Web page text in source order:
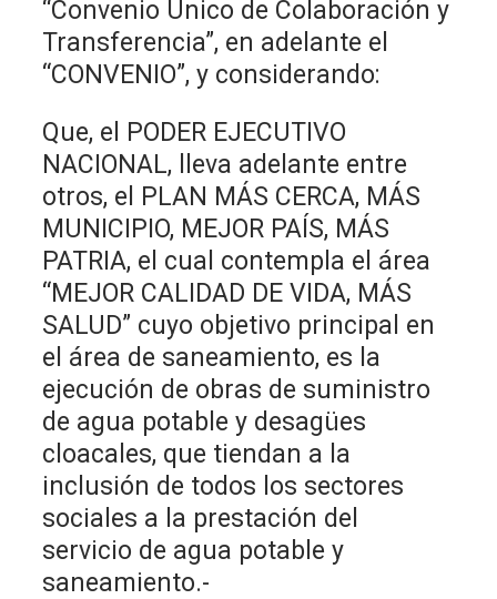
“Convenio Único de Colaboración y
Transferencia”, en adelante el
“CONVENIO”, y considerando:
Que, el PODER EJECUTIVO
NACIONAL, lleva adelante entre
otros, el PLAN MÁS CERCA, MÁS
MUNICIPIO, MEJOR PAÍS, MÁS
PATRIA, el cual contempla el área
“MEJOR CALIDAD DE VIDA, MÁS
SALUD” cuyo objetivo principal en
el área de saneamiento, es la
ejecución de obras de suministro
de agua potable y desagües
cloacales, que tiendan a la
inclusión de todos los sectores
sociales a la prestación del
servicio de agua potable y
saneamiento.-